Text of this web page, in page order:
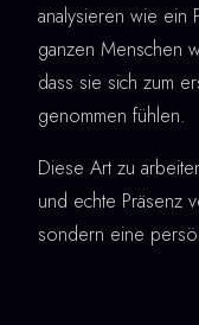
analysieren wie ein
ganzen Menschen
dass sie sich zum
genommen fühlen.
Diese Art zu
und echte Präsenz
sondern eine